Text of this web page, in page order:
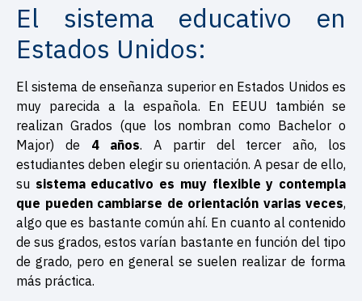
El sistema educativo en
Estados Unidos:
El sistema de enseñanza superior en Estados Unidos es
muy parecida a la española. En EEUU también se
realizan Grados (que los nombran como Bachelor o
Major) de 4 años. A partir del tercer año, los
estudiantes deben elegir su orientación. A pesar de ello,
su sistema educativo es muy flexible y contempla
que pueden cambiarse de orientación varias veces,
algo que es bastante común ahí. En cuanto al contenido
de sus grados, estos varían bastante en función del tipo
de grado, pero en general se suelen realizar de forma
más práctica.